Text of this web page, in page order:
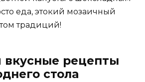
еда, этокий мозаичный
традиций!
рецепты
стола